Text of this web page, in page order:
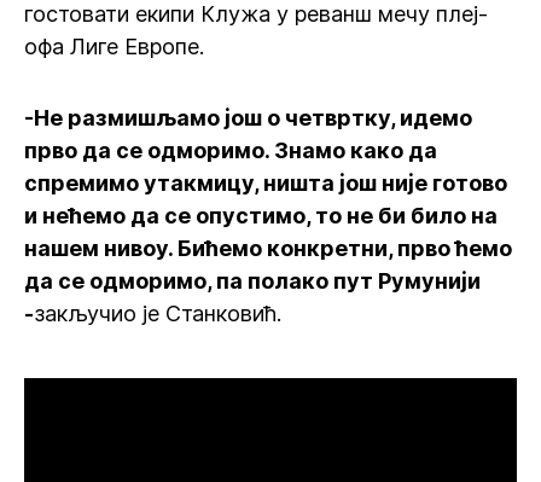
гостовати екипи Клужа у реванш мечу плеј-
офа Лиге Европе.
-Не размишљамо још о четвртку, идемо
прво да се одморимо. Знамо како да
спремимо утакмицу, ништа још није готово
и нећемо да се опустимо, то не би било на
нашем нивоу. Бићемо конкретни, прво ћемо
да се одморимо, па полако пут Румунији
-закључио је Станковић.